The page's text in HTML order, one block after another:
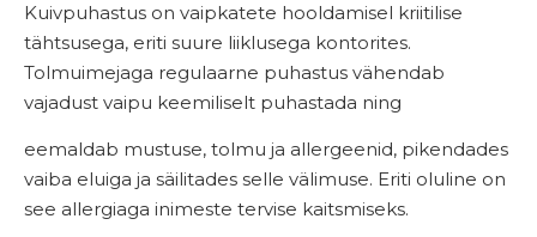
Kuivpuhastus on vaipkatete hooldamisel kriitilise
tähtsusega, eriti suure liiklusega kontorites.
Tolmuimejaga regulaarne puhastus vähendab
vajadust vaipu keemiliselt puhastada ning
eemaldab mustuse, tolmu ja allergeenid, pikendades
vaiba eluiga ja säilitades selle välimuse. Eriti oluline on
see allergiaga inimeste tervise kaitsmiseks.